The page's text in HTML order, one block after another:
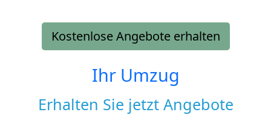
Kostenlose Angebote erhalten
Ihr Umzug
Erhalten Sie jetzt Angebote